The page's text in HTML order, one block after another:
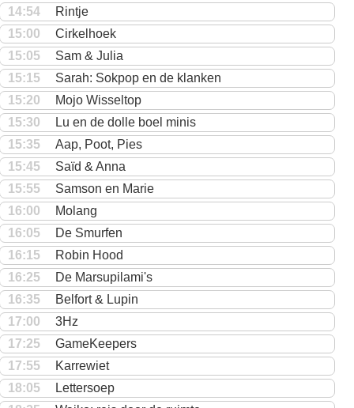
14:54
Rintje
15:00
Cirkelhoek
15:05
Sam & Julia
15:15
Sarah: Sokpop en de klanken
15:20
Mojo Wisseltop
15:30
Lu en de dolle boel minis
15:35
Aap, Poot, Pies
15:45
Saïd & Anna
15:55
Samson en Marie
16:00
Molang
16:05
De Smurfen
16:15
Robin Hood
16:25
De Marsupilami's
16:35
Belfort & Lupin
17:00
3Hz
17:25
GameKeepers
17:55
Karrewiet
18:05
Lettersoep